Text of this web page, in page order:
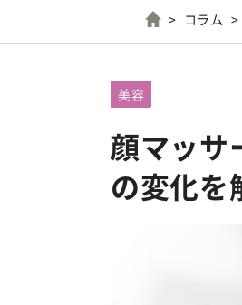
コラム
美容
顔マッサ
の変化を